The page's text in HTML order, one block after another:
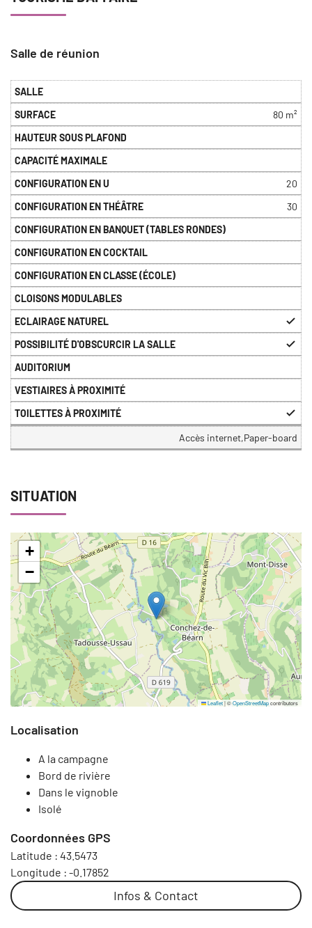
Salle de réunion
Salle
80 m²
20
30
Accès internet,Paper-board
SITUATION
+
−
Leaflet|©OpenStreetMapcontributors
Localisation
A la campagne
Bord de rivière
Dans le vignoble
Isolé
Coordonnées GPS
Latitude : 43.5473
Longitude : -0.17852
Infos & Contact